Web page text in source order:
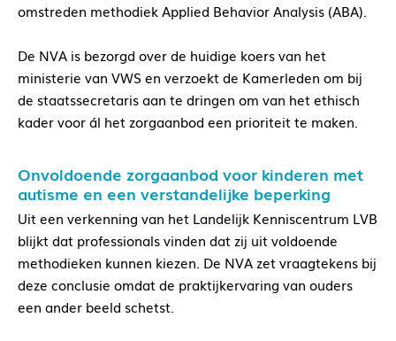
omstreden methodiek Applied Behavior Analysis (ABA).
De NVA is bezorgd over de huidige koers van het
ministerie van VWS en verzoekt de Kamerleden om bij
de staatssecretaris aan te dringen om van het ethisch
kader voor ál het zorgaanbod een prioriteit te maken.
Onvoldoende zorgaanbod voor kinderen met
autisme en een verstandelijke beperking
Uit een verkenning van het Landelijk Kenniscentrum LVB
blijkt dat professionals vinden dat zij uit voldoende
methodieken kunnen kiezen. De NVA zet vraagtekens bij
deze conclusie omdat de praktijkervaring van ouders
een ander beeld schetst.